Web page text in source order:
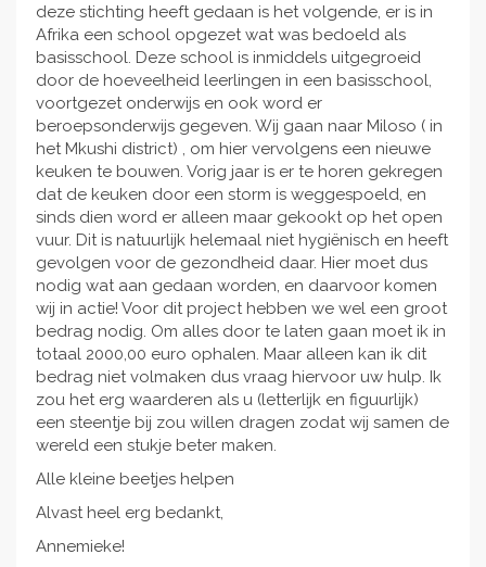
deze stichting heeft gedaan is het volgende, er is in
Afrika een school opgezet wat was bedoeld als
basisschool. Deze school is inmiddels uitgegroeid
door de hoeveelheid leerlingen in een basisschool,
voortgezet onderwijs en ook word er
beroepsonderwijs gegeven. Wij gaan naar Miloso ( in
het Mkushi district) , om hier vervolgens een nieuwe
keuken te bouwen. Vorig jaar is er te horen gekregen
dat de keuken door een storm is weggespoeld, en
sinds dien word er alleen maar gekookt op het open
vuur. Dit is natuurlijk helemaal niet hygiënisch en heeft
gevolgen voor de gezondheid daar. Hier moet dus
nodig wat aan gedaan worden, en daarvoor komen
wij in actie! Voor dit project hebben we wel een groot
bedrag nodig. Om alles door te laten gaan moet ik in
totaal 2000,00 euro ophalen. Maar alleen kan ik dit
bedrag niet volmaken dus vraag hiervoor uw hulp. Ik
zou het erg waarderen als u (letterlijk en figuurlijk)
een steentje bij zou willen dragen zodat wij samen de
wereld een stukje beter maken.
Alle kleine beetjes helpen
Alvast heel erg bedankt,
Annemieke!